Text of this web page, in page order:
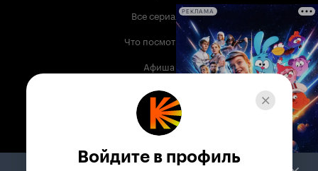
Все сериалы
Что посмотреть
Афиша
Музыка
Телепрограмма
Служба поддержки
РЕКЛАМА
Войдите в профиль